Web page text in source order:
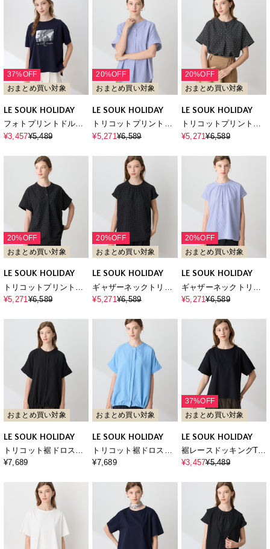
37%OFF
おまとめ買い対象
LE SOUK HOLIDAY
フォトプリントドルマ
ンTシャツ【接触冷感・
¥3,457¥5,489
20%OFF
おまとめ買い対象
LE SOUK HOLIDAY
トリコットプリントブ
ラウス【接触冷感・UV
¥5,271 ¥6,589
20%OFF
おまとめ買い対象
LE SOUK HOLIDAY
トリコットプリントブ
ラウス【接触冷感・UV
¥5,271¥6,589
20%OFF
おまとめ買い対象
LE SOUK HOLIDAY
トリコットプリントブ
ラウス【接触冷感・UV
¥5,271¥6,589
20%OFF
おまとめ買い対象
LE SOUK HOLIDAY
ギャザーネックトリコ
ットブラウス【接触冷
¥5,271¥6,589
20%OFF
おまとめ買い対象
LE SOUK HOLIDAY
ギャザーネックトリコ
ットブラウス【接触冷
¥5,271¥6,589
おまとめ買い対象
LE SOUK HOLIDAY
トリコット裾ドロスト
ブラウス【接触冷感・
¥7,689
おまとめ買い対象
LE SOUK HOLIDAY
トリコット裾ドロスト
ブラウス【接触冷感・
¥7,689
37%OFF
おまとめ買い対象
LE SOUK HOLIDAY
裾レースドッキングTシ
ャツ【接触冷感】
¥3,457¥5,489